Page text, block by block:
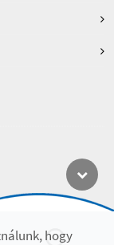
hogy